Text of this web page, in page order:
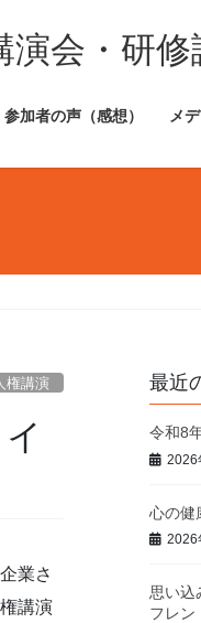
演会・研修
参加者の声（感想） メ
権講演
業さ
講演
最近
令和8
2026
心の健
2026
思い込
フレン